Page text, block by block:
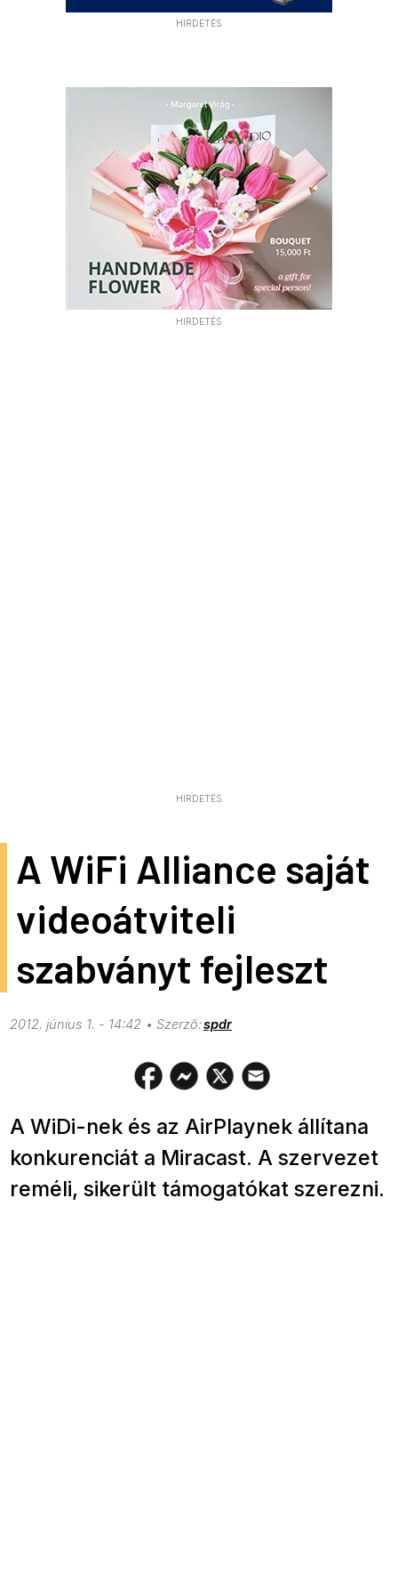
HIRDETÉS
HIRDETÉS
HIRDETÉS
A WiFi Alliance saját
videoátviteli
szabványt fejleszt
2012. június 1. - 14:42 spdr
A WiDi-nek és az AirPlaynek állítana
konkurenciát a Miracast. A szervezet
reméli, sikerült támogatókat szerezni.